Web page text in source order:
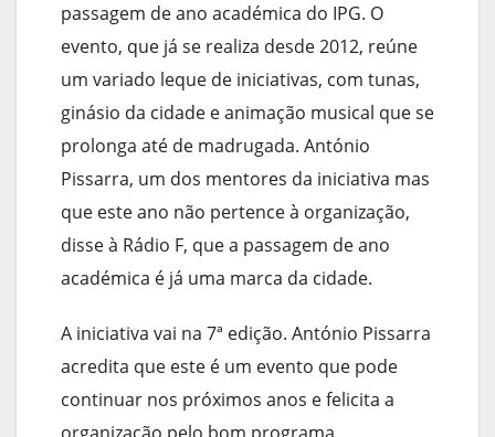
passagem de ano académica do IPG. O
evento, que já se realiza desde 2012, reúne
um variado leque de iniciativas, com tunas,
ginásio da cidade e animação musical que se
prolonga até de madrugada. António
Pissarra, um dos mentores da iniciativa mas
que este ano não pertence à organização,
disse à Rádio F, que a passagem de ano
académica é já uma marca da cidade.
A iniciativa vai na 7ª edição. António Pissarra
acredita que este é um evento que pode
continuar nos próximos anos e felicita a